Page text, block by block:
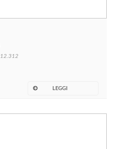
12.312
LEGGI